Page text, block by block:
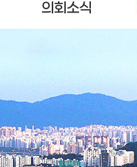
의회소식